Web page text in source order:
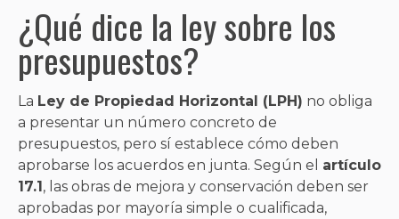
¿Qué dice la ley sobre los
presupuestos?
La Ley de Propiedad Horizontal (LPH) no obliga
a presentar un número concreto de
presupuestos, pero sí establece cómo deben
aprobarse los acuerdos en junta. Según el artículo
17.1 , las obras de mejora y conservación deben ser
aprobadas por mayoría simple o cualificada,